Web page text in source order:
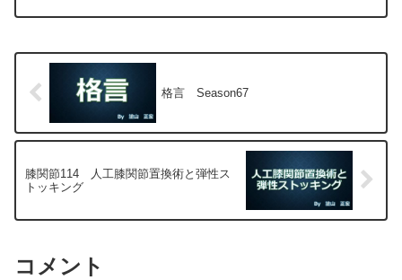
格言 Season67
膝関節114 人工膝関節置換術と弾性ス
トッキング
コメント